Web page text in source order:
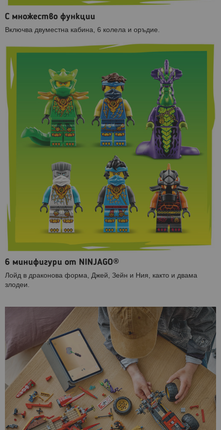
С множество функции
Включва двуместна кабина, 6 колела и оръдие.
6 минифигури от NINJAGO®
Лойд в драконова форма, Джей, Зейн и Ния, както и двама
злодеи.